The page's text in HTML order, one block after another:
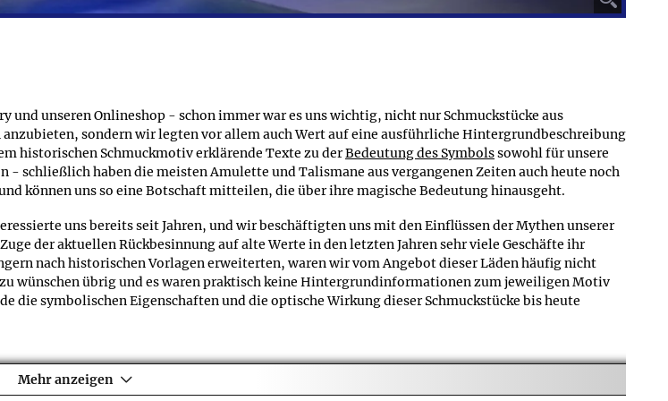
werden, finden Sie zusätzlich das Gesamtgewicht des Produkts inkl. allen
- bei Schmuckstücken handelt es sich dabei meistens um Schmuckverpackungen und
und unseren Onlineshop - schon immer war es uns wichtig, nicht nur Schmuckstücke aus
sondern wir legten vor allem auch Wert auf eine ausführliche Hintergrundbeschreibung
historischen Schmuckmotiv erklärende Texte zu derBedeutung des Symbolssowohl für unsere
- schließlich haben die meisten Amulette und Talismane aus vergangenen Zeiten auch heute noch
können uns so eine Botschaft mitteilen, die über ihre magische Bedeutung hinausgeht.
uns bereits seit Jahren, und wir beschäftigten uns mit den Einflüssen der Mythen unserer
der aktuellen Rückbesinnung auf alte Werte in den letzten Jahren sehr viele Geschäfte ihr
nach historischen Vorlagen erweiterten, waren wir vom Angebot dieser Läden häufig nicht
wünschen übrig und es waren praktisch keine Hintergrundinformationen zum jeweiligen Motiv
die symbolischen Eigenschaften und die optische Wirkung dieser Schmuckstücke bis heute
ist, um es besser zu machen und dem Kunden mehr zu bieten als nur kostengünstigen
an qualitativ hochwertigen Schmuckstücken auch Hintergrundwissen ins Netz zu stellen, um so
Einblick in die faszinierende Welt unserer Vorfahren zu ermöglichen. Unser Shop sollte
Mehr anzeigen